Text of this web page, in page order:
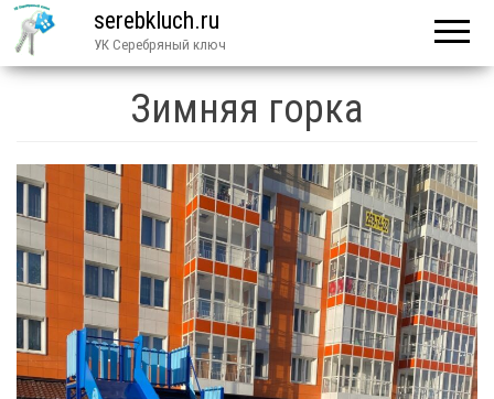
serebkluch.ru
УК Серебряный ключ
Зимняя горка